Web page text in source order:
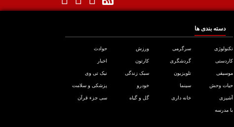
دسته بندی ها
تکنولوژی سرگرمی ورزش حوادث
کاردستی گردشگری کارتون اخبار
موسیقی تلویزیون سبک زندگی نیک تی وی
حیات وحش سینما خودرو پزشکی و سلامت
آشپزی خانه داری گل و گیاه سی جزء قرآن
با مدرسه